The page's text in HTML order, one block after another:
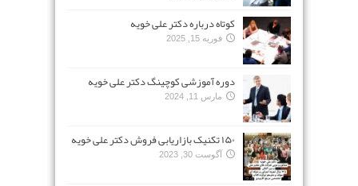
کوتاه درباره دکتر علی خویه
فوریه 15, 2025
دوره آموزشی کوچینگ دکتر علی خویه
مارس 11, 2024
۱۵۰ تکنیک بازاریابی فروش دکتر علی خویه
آگوست 30, 2023